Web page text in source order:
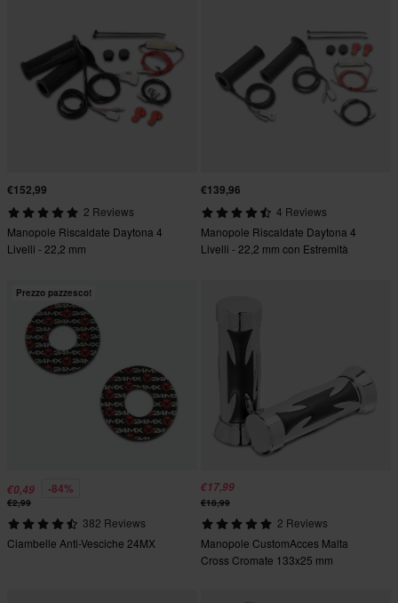
€152,99
2 Reviews
Manopole Riscaldate Daytona 4
Livelli - 22,2 mm
€139,96
4 Reviews
Manopole Riscaldate Daytona 4
Livelli - 22,2 mm con Estremità
Prezzo pazzesco!
€0,49 -84%
€2,99
382 Reviews
Ciambelle Anti-Vesciche 24MX
€17,99
€18,99
2 Reviews
Manopole CustomAcces Malta
Cross Cromate 133x25 mm